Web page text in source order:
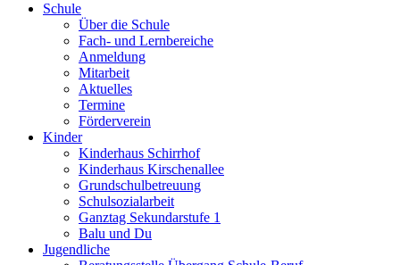
Schule
Über die Schule
Fach- und Lernbereiche
Anmeldung
Mitarbeit
Aktuelles
Termine
Förderverein
Kinder
Kinderhaus Schirrhof
Kinderhaus Kirschenallee
Grundschulbetreuung
Schulsozialarbeit
Ganztag Sekundarstufe 1
Balu und Du
Jugendliche